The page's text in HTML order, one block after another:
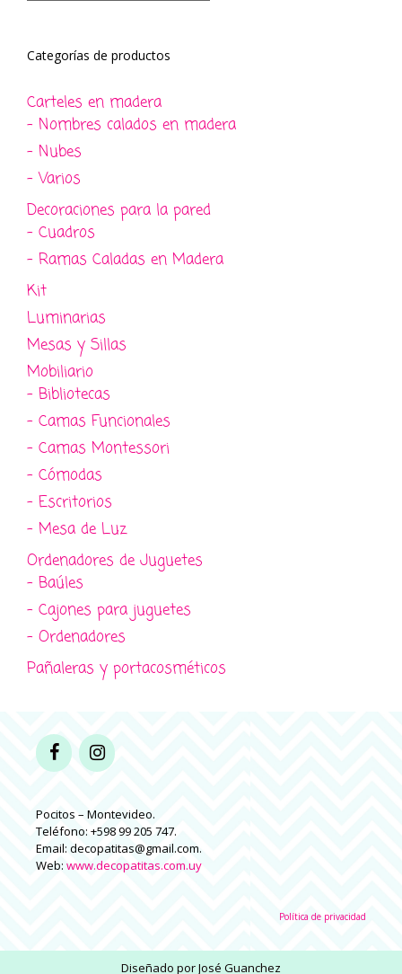
Categorías de productos
Carteles en madera
- Nombres calados en madera
- Nubes
- Varios
Decoraciones para la pared
- Cuadros
- Ramas Caladas en Madera
Kit
Luminarias
Mesas y Sillas
Mobiliario
- Bibliotecas
- Camas Funcionales
- Camas Montessori
- Cómodas
- Escritorios
- Mesa de Luz
Ordenadores de Juguetes
- Baúles
- Cajones para juguetes
- Ordenadores
Pañaleras y portacosméticos
Pocitos – Montevideo.
Teléfono: +598 99 205 747.
Email: decopatitas@gmail.com.
Web: www.decopatitas.com.uy
Política de privacidad
Diseñado porJosé Guanchez